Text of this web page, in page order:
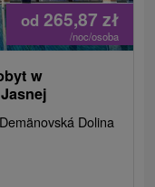
od 265,87 zł
/noc/osoba
w
Demänovská Dolina